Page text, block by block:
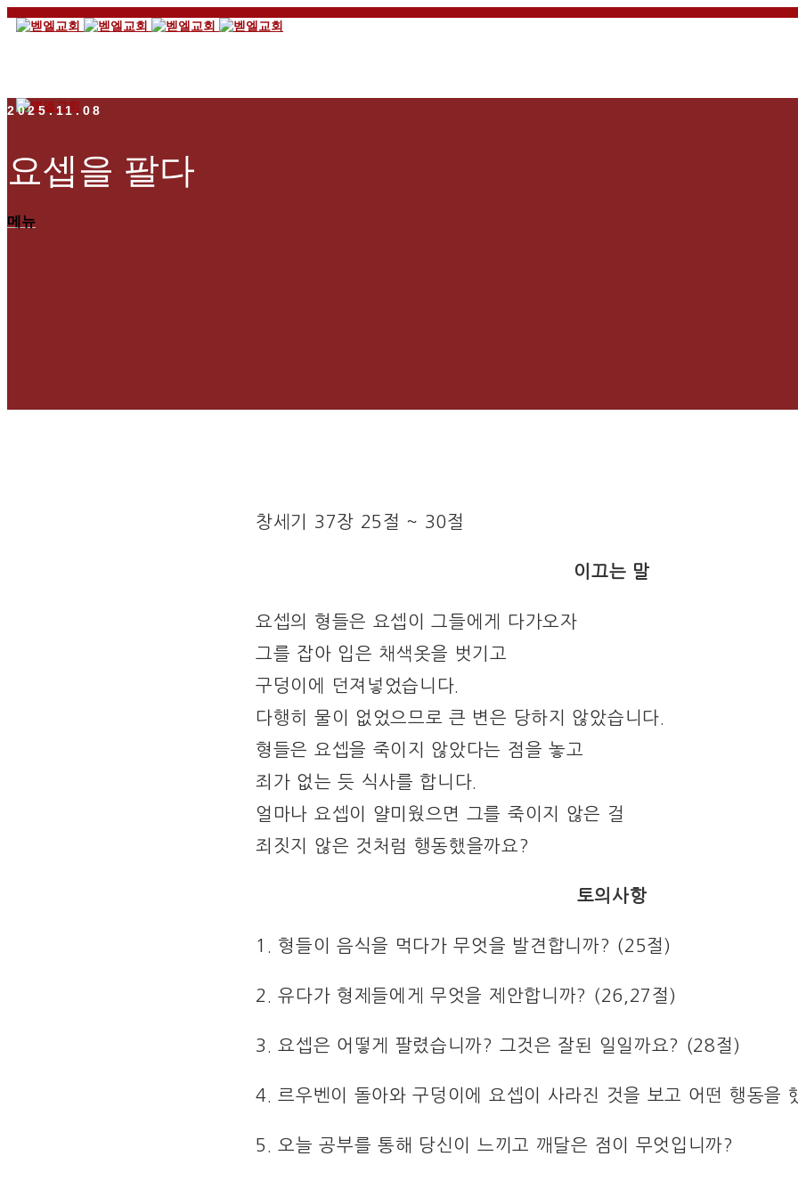
메뉴
2025.11.08
요셉을 팔다
창세기 37장 25절 ~ 30절
이끄는 말
요셉의 형들은 요셉이 그들에게 다가오자
그를 잡아 입은 채색옷을 벗기고
구덩이에 던져넣었습니다.
다행히 물이 없었으므로 큰 변은 당하지 않았습니다.
형들은 요셉을 죽이지 않았다는 점을 놓고
죄가 없는 듯 식사를 합니다.
얼마나 요셉이 얄미웠으면 그를 죽이지 않은 걸
죄짓지 않은 것처럼 행동했을까요?
토의사항
1. 형들이 음식을 먹다가 무엇을 발견합니까? (25절)
2. 유다가 형제들에게 무엇을 제안합니까? (26,27절)
3. 요셉은 어떻게 팔렸습니까? 그것은 잘된 일일까요? (28절)
4. 르우벤이 돌아와 구덩이에 요셉이 사라진 것을 보고 어떤 행동을
5. 오늘 공부를 통해 당신이 느끼고 깨달은 점이 무엇입니까?